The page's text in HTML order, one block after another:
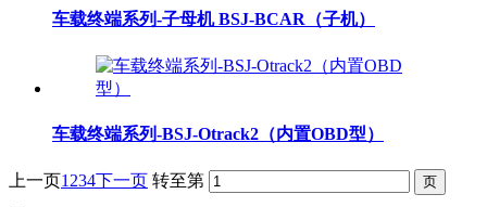
车载终端系列-子母机 BSJ-BCAR（子机）
车载终端系列-BSJ-Otrack2（内置OBD型）
上一页1 234下一页 转至第